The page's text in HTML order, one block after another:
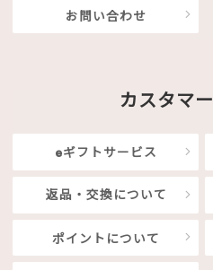
お問い合わせ
カスタマ
eギフトサービス
返品・交換について
ポイントについて